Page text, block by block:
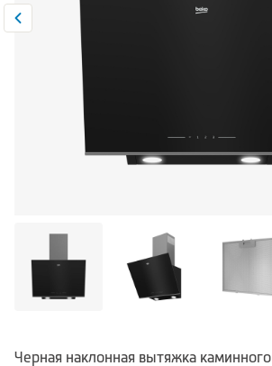
Сравнить
Черная наклонная вытяжка